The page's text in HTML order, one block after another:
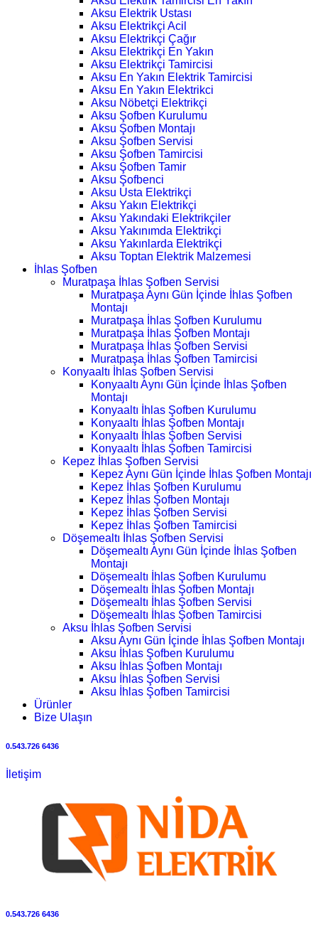
Aksu Elektrik Ustası
Aksu Elektrikçi Acil
Aksu Elektrikçi Çağır
Aksu Elektrikçi En Yakın
Aksu Elektrikçi Tamircisi
Aksu En Yakın Elektrik Tamircisi
Aksu En Yakın Elektrikci
Aksu Nöbetçi Elektrikçi
Aksu Şofben Kurulumu
Aksu Şofben Montajı
Aksu Şofben Servisi
Aksu Şofben Tamircisi
Aksu Şofben Tamir
Aksu Şofbenci
Aksu Usta Elektrikçi
Aksu Yakın Elektrikçi
Aksu Yakındaki Elektrikçiler
Aksu Yakınımda Elektrikçi
Aksu Yakınlarda Elektrikçi
Aksu Toptan Elektrik Malzemesi
İhlas Şofben
Muratpaşa İhlas Şofben Servisi
Muratpaşa Aynı Gün İçinde İhlas Şofben
Montajı
Muratpaşa İhlas Şofben Kurulumu
Muratpaşa İhlas Şofben Montajı
Muratpaşa İhlas Şofben Servisi
Muratpaşa İhlas Şofben Tamircisi
Konyaaltı İhlas Şofben Servisi
Konyaaltı Aynı Gün İçinde İhlas Şofben
Montajı
Konyaaltı İhlas Şofben Kurulumu
Konyaaltı İhlas Şofben Montajı
Konyaaltı İhlas Şofben Servisi
Konyaaltı İhlas Şofben Tamircisi
Kepez İhlas Şofben Servisi
Kepez Aynı Gün İçinde İhlas Şofben Montajı
Kepez İhlas Şofben Kurulumu
Kepez İhlas Şofben Montajı
Kepez İhlas Şofben Servisi
Kepez İhlas Şofben Tamircisi
Döşemealtı İhlas Şofben Servisi
Döşemealtı Aynı Gün İçinde İhlas Şofben
Montajı
Döşemealtı İhlas Şofben Kurulumu
Döşemealtı İhlas Şofben Montajı
Döşemealtı İhlas Şofben Servisi
Döşemealtı İhlas Şofben Tamircisi
Aksu İhlas Şofben Servisi
Aksu Aynı Gün İçinde İhlas Şofben Montajı
Aksu İhlas Şofben Kurulumu
Aksu İhlas Şofben Montajı
Aksu İhlas Şofben Servisi
Aksu İhlas Şofben Tamircisi
Ürünler
Bize Ulaşın
0.543.726 6436
İletişim
0.543.726 6436